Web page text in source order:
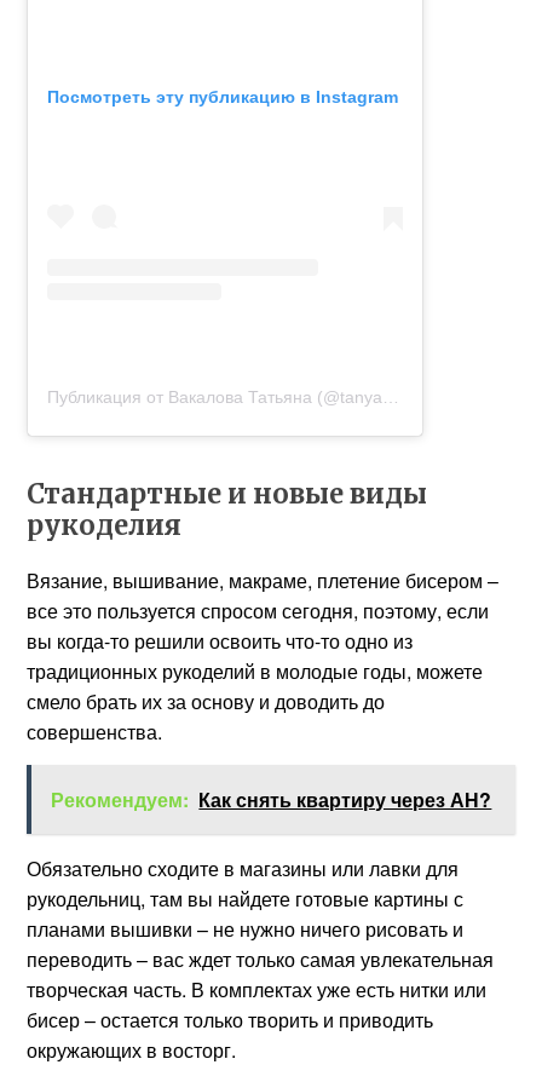
Посмотреть эту публикацию в Instagram
Стандартные и новые виды
рукоделия
Вязание, вышивание, макраме, плетение бисером –
все это пользуется спросом сегодня, поэтому, если
вы когда-то решили освоить что-то одно из
традиционных рукоделий в молодые годы, можете
смело брать их за основу и доводить до
совершенства.
Рекомендуем: Как снять квартиру через АН?
Обязательно сходите в магазины или лавки для
рукодельниц, там вы найдете готовые картины с
планами вышивки – не нужно ничего рисовать и
переводить – вас ждет только самая увлекательная
творческая часть. В комплектах уже есть нитки или
бисер – остается только творить и приводить
окружающих в восторг.